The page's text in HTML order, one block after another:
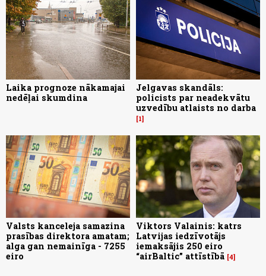
Laika prognoze nākamajai
nedēļai skumdina
Jelgavas skandāls:
policists par neadekvātu
uzvedību atlaists no darba
1
Valsts kanceleja samazina
prasības direktora amatam;
alga gan nemainīga - 7255
eiro
Viktors Valainis: katrs
Latvijas iedzīvotājs
iemaksājis 250 eiro
“airBaltic” attīstībā 4